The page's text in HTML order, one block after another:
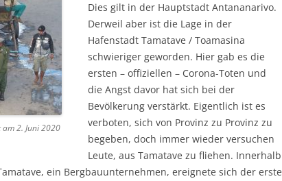
2. Juni 2020
Dies gilt in der Hauptstadt Antananarivo.
Derweil aber ist die Lage in der
Hafenstadt Tamatave / Toamasina
schwieriger geworden. Hier gab es die
ersten – offiziellen – Corona-Toten und
die Angst davor hat sich bei der
Bevölkerung verstärkt. Eigentlich ist es
verboten, sich von Provinz zu Provinz zu
begeben, doch immer wieder versuchen
Leute, aus Tamatave zu fliehen. Innerhalb
ein Bergbauunternehmen, ereignete sich der erste